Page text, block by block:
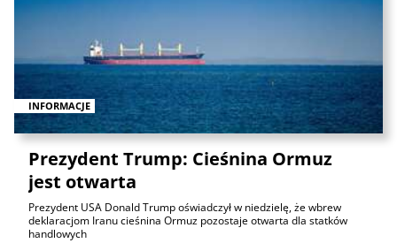
INFORMACJE
Prezydent Trump: Cieśnina Ormuz
jest otwarta
Prezydent USA Donald Trump oświadczył w niedzielę, że wbrew
deklaracjom Iranu cieśnina Ormuz pozostaje otwarta dla statków
handlowych